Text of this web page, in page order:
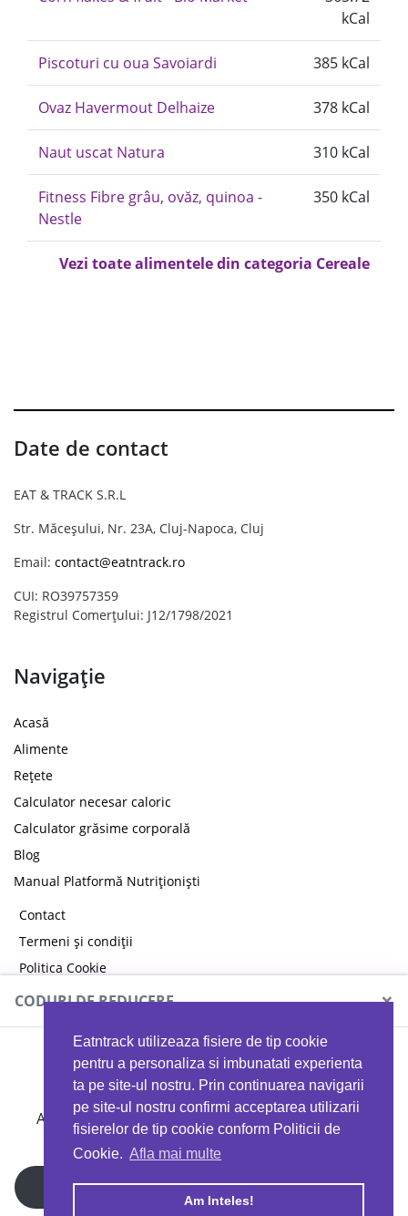
Eatntrack utilizeaza fisiere de tip cookie
pentru a personaliza si imbunatati experienta
ta pe site-ul nostru. Prin continuarea navigarii
pe site-ul nostru confirmi acceptarea utilizarii
fisierelor de tip cookie conform Politicii de
Cookie. Afla mai multe
Am Inteles!
kCal
Piscoturi cu oua Savoiardi 385 kCal
Ovaz Havermout Delhaize 378 kCal
Naut uscat Natura 310 kCal
Fitness Fibre grâu, ovăz, quinoa -
Nestle
350 kCal
Vezi toate alimentele din categoria Cereale
Date de contact
EAT & TRACK S.R.L
Str. Măceșului, Nr. 23A, Cluj-Napoca, Cluj
Email: contact@eatntrack.ro
CUI: RO39757359
Registrul Comerțului: J12/1798/2021
Navigație
Acasă
Alimente
Rețete
Calculator necesar caloric
Calculator grăsime corporală
Blog
Manual Platformă Nutriționiști
Contact
Termeni și condiții
Politica Cookie
Politica de confidențialitate
CODURI DE REDUCERE ×
MYPROTEIN
Ai 40%reducere la orice comandă folosind codul
EATTRACK
Profită acum